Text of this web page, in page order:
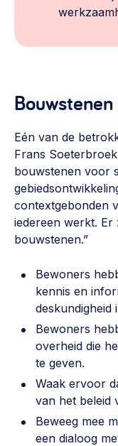
Eén van de
Frans
bouwstenen voor
contextgebonden
iedereen werkt. Er
bouwstenen.”
Bewoners
kennis en
deskundigheid
Bewoners
overheid die
te geven.
Waak ervoor
van het beleid
Beweeg mee
een dialoog